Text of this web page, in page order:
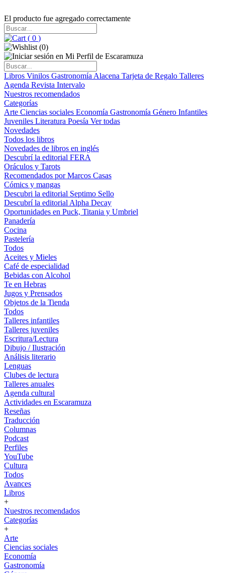
El producto fue agregado correctamente
( 0 )
(0)
Libros Vinilos Gastronomía Alacena Tarjeta de Regalo Talleres
Agenda Revista Intervalo
Nuestros recomendados
Categorías
Arte Ciencias sociales Economía Gastronomía Género Infantiles
Juveniles Literatura Poesía Ver todas
Novedades
Todos los libros
Novedades de libros en inglés
Descubrí la editorial FERA
Oráculos y Tarots
Recomendados por Marcos Casas
Cómics y mangas
Descubri la editorial Septimo Sello
Descubrí la editorial Alpha Decay
Oportunidades en Puck, Titania y Umbriel
Panadería
Cocina
Pastelería
Todos
Aceites y Mieles
Café de especialidad
Bebidas con Alcohol
Te en Hebras
Jugos y Prensados
Objetos de la Tienda
Todos
Talleres infantiles
Talleres juveniles
Escritura/Lectura
Dibujo / Ilustración
Análisis literario
Lenguas
Clubes de lectura
Talleres anuales
Agenda cultural
Actividades en Escaramuza
Reseñas
Traducción
Columnas
Podcast
Perfiles
YouTube
Cultura
Todos
Avances
Libros
+
Nuestros recomendados
Categorías
+
Arte
Ciencias sociales
Economía
Gastronomía